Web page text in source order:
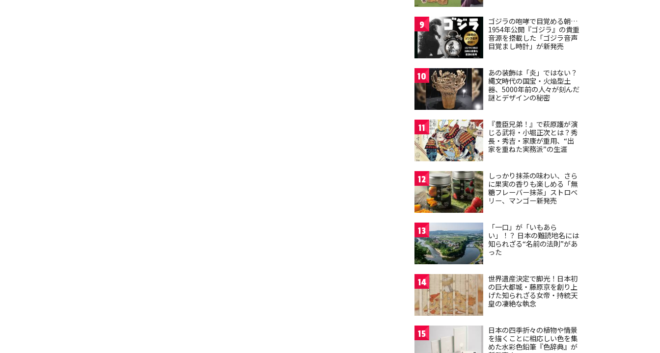
9
ゴジラの咆哮で目覚める朝…
1954年公開『ゴジラ』の貴重
音源を搭載した「ゴジラ音声
目覚まし時計」が新発売
10
あの装飾は「炎」ではない？
縄文時代の国宝・火焔型土
器、5000年前の人々が刻んだ
謎とデザインの秘密
11
『豊臣兄弟！』で萩原護が演
じる武将・小堀正次とは？秀
長・秀吉・家康が重用、“出
家を重ねた実務派”の生涯
12
しっかり抹茶の味わい、さら
に果実の香りも楽しめる「無
糖フレーバー抹茶」ストロベ
リー、マンゴー新発売
13
「一口」が「いもあら
い」！？ 日本の難読地名には
知られざる“名前の法則”があ
った
14
世界遺産決定で脚光！日本初
の巨大都城・藤原京を創り上
げた知られざる女帝・持統天
皇の凄絶な執念
15
日本の四季折々の植物や情景
を描くことに相応しい色を集
めた水彩色鉛筆『色辞典』が